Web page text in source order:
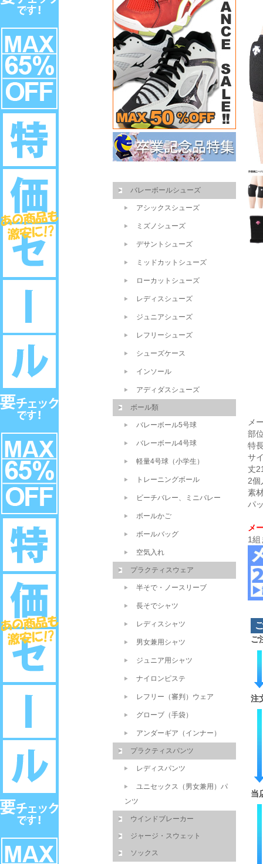
メ
部
特
サ
丈
2個
素
パ
メ
1組
ご
注
当
バレーボールシューズ
アシックスシューズ
ミズノシューズ
デサントシューズ
ミッドカットシューズ
ローカットシューズ
レディスシューズ
ジュニアシューズ
レフリーシューズ
シューズケース
インソール
アディダスシューズ
ボール類
バレーボール5号球
バレーボール4号球
軽量4号球（小学生）
トレーニングボール
ビーチバレー、ミニバレー
ボールかご
ボールバッグ
空気入れ
プラクティスウェア
半そで・ノースリーブ
長そでシャツ
レディスシャツ
男女兼用シャツ
ジュニア用シャツ
ナイロンピステ
レフリー（審判）ウェア
グローブ（手袋）
アンダーギア（インナー）
プラクティスパンツ
レディスパンツ
ユニセックス（男女兼用）パ
ンツ
ウインドブレーカー
ジャージ・スウェット
ソックス